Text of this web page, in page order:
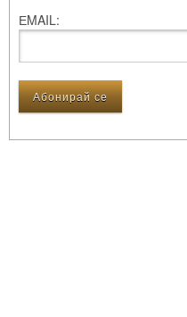
ЕMAIL: